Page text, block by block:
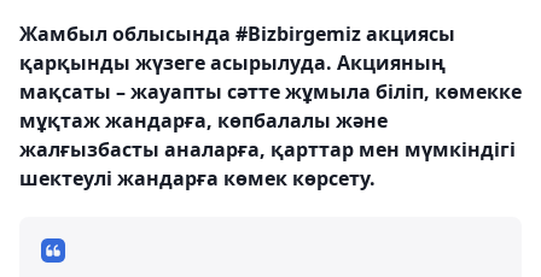
Жамбыл облысында #Bizbirgemiz акциясы
қарқынды жүзеге асырылуда. Акцияның
мақсаты – жауапты сәтте жұмыла біліп, көмекке
мұқтаж жандарға, көпбалалы және
жалғызбасты аналарға, қарттар мен мүмкіндігі
шектеулі жандарға көмек көрсету.